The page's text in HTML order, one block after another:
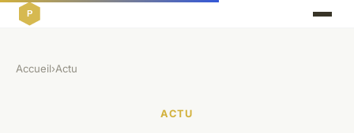
Accueil›Actu
ACTU